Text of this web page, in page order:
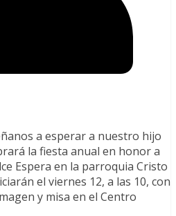
a esperar a nuestro hijo
la fiesta anual en honor a
Espera en la parroquia Cristo
el viernes 12, a las 10, con
y misa en el Centro